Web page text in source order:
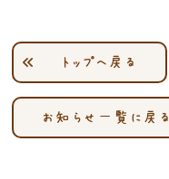
トップへ戻る
お知らせ一覧に戻る